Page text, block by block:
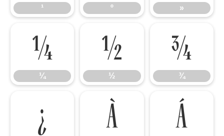
¹ º »
¼
¼
½
½
¾
¾
¿ À Á